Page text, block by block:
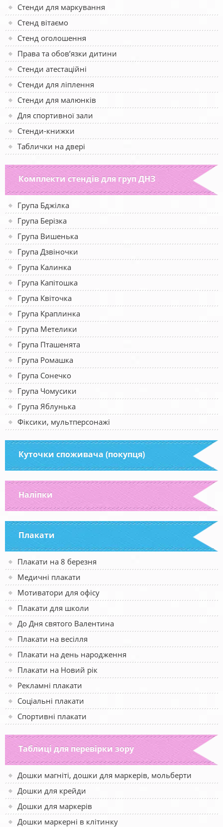
Стенди для маркування
Стенд вітаємо
Стенд оголошення
Права та обов’язки дитини
Стенди атестаційні
Стенди для ліплення
Стенди для малюнків
Для спортивної зали
Стенди-книжки
Таблички на двері
Комплекти стендів для груп ДНЗ
Група Бджілка
Група Берізка
Група Вишенька
Група Дзвіночки
Група Калинка
Група Капітошка
Група Квіточка
Група Краплинка
Група Метелики
Група Пташенята
Група Ромашка
Група Сонечко
Група Чомусики
Група Яблунька
Фіксики, мультперсонажі
Куточки споживача (покупця)
Наліпки
Плакати
Плакати на 8 березня
Медичні плакати
Мотиватори для офісу
Плакати для школи
До Дня святого Валентина
Плакати на весілля
Плакати на день народження
Плакати на Новий рік
Рекламні плакати
Соціальні плакати
Спортивні плакати
Таблиці для перевірки зору
Дошки магніті, дошки для маркерів, мольберти
Дошки для крейди
Дошки для маркерів
Дошки маркерні в клітинку